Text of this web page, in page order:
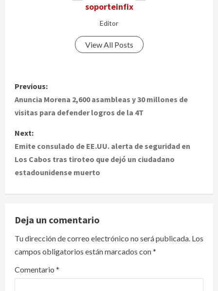
soporteinfix
Editor
View All Posts
P
o
t
n
i
g
a
Previous:
Anuncia Morena 2,600 asambleas y 30 millones de
visitas para defender logros de la 4T
Next:
Emite consulado de EE.UU. alerta de seguridad en
Los Cabos tras tiroteo que dejó un ciudadano
estadounidense muerto
Deja un comentario
Tu dirección de correo electrónico no será publicada. Los
campos obligatorios están marcados con*
Comentario *